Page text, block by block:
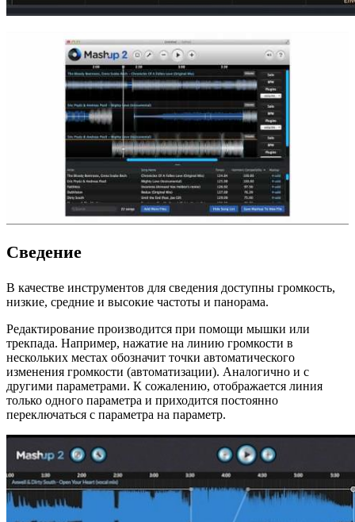
Сведение
В качестве инструментов для сведения доступны громкость,
низкие, средние и высокие частоты и панорама.
Редактирование производится при помощи мышки или
трекпада. Например, нажатие на линию громкости в
нескольких местах обозначит точки автоматического
изменения громкости (автоматизации). Аналогично и с
другими параметрами. К сожалению, отображается линия
только одного параметра и приходится постоянно
переключаться с параметра на параметр.